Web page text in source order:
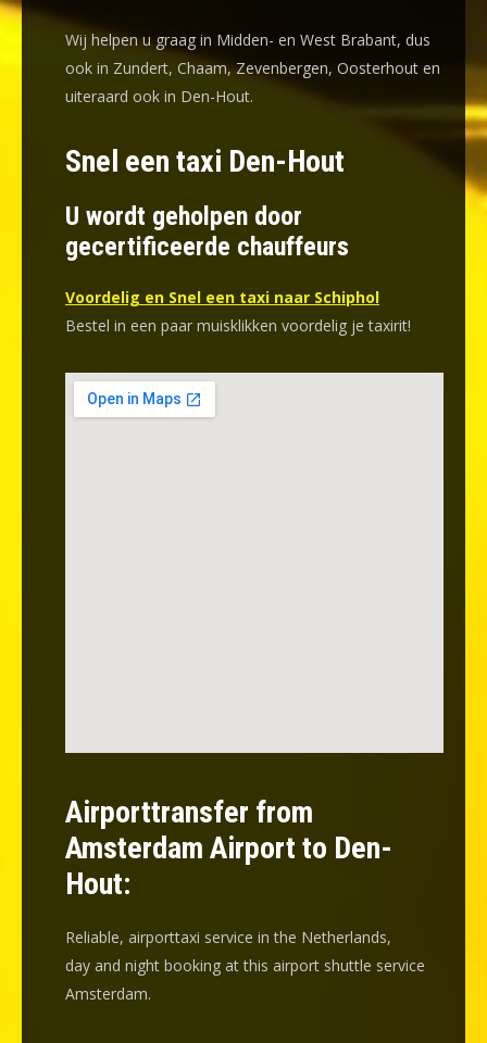
Wij helpen u graag in Midden- en West Brabant, dus
ook in Zundert, Chaam, Zevenbergen, Oosterhout en
uiteraard ook in Den-Hout.
Snel een taxi Den-Hout
U wordt geholpen door
gecertificeerde chauffeurs
Voordelig en Snel een taxi naar Schiphol
Bestel in een paar muisklikken voordelig je taxirit!
Airporttransfer from
Amsterdam Airport to Den-
Hout:
Reliable, airporttaxi service in the Netherlands,
day and night booking at this airport shuttle service
Amsterdam.